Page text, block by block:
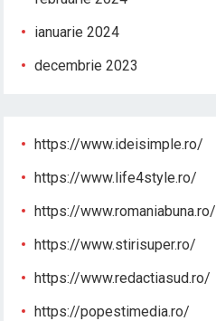
ianuarie 2024
decembrie 2023
https://www.ideisimple.ro/
https://www.life4style.ro/
https://www.romaniabuna.ro/
https://www.stirisuper.ro/
https://www.redactiasud.ro/
https://popestimedia.ro/